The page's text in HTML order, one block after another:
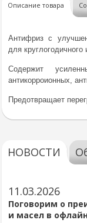
Описание товара
Антифриз с
для
Содержит
антикорроионных,
Предотвращает
НОВОСТИ
11.03.2026
Поговорим о
и масел в